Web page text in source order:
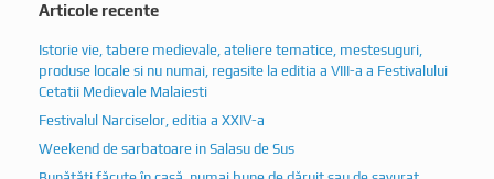
Articole recente
Istorie vie, tabere medievale, ateliere tematice, mestesuguri,
produse locale si nu numai, regasite la editia a VIII-a a Festivalului
Cetatii Medievale Malaiesti
Festivalul Narciselor, editia a XXIV-a
Weekend de sarbatoare in Salasu de Sus